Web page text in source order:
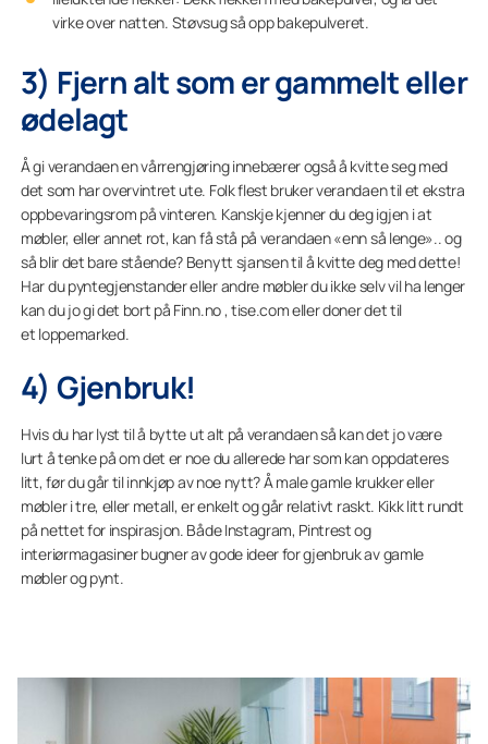
virke over natten. Støvsug så opp bakepulveret.
3) Fjern alt som er gammelt eller
ødelagt
Å gi verandaen en vårrengjøring innebærer også å kvitte seg med
det som har overvintret ute. Folk flest bruker verandaen til et ekstra
oppbevaringsrom på vinteren. Kanskje kjenner du deg igjen i at
møbler, eller annet rot, kan få stå på verandaen «enn så lenge».. og
så blir det bare stående? Benytt sjansen til å kvitte deg med dette!
Har du pyntegjenstander eller andre møbler du ikke selv vil ha lenger
kan du jo gi det bort på Finn.no , tise.com eller doner det til
et loppemarked.
4) Gjenbruk!
Hvis du har lyst til å bytte ut alt på verandaen så kan det jo være
lurt å tenke på om det er noe du allerede har som kan oppdateres
litt, før du går til innkjøp av noe nytt? Å male gamle krukker eller
møbler i tre, eller metall, er enkelt og går relativt raskt. Kikk litt rundt
på nettet for inspirasjon. Både Instagram, Pintrest og
interiørmagasiner bugner av gode ideer for gjenbruk av gamle
møbler og pynt.